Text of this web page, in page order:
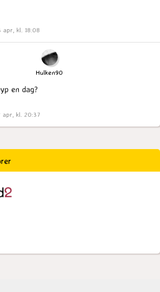
apr, kl. 18:08
Hulken90
en dag?
apr, kl. 20:37